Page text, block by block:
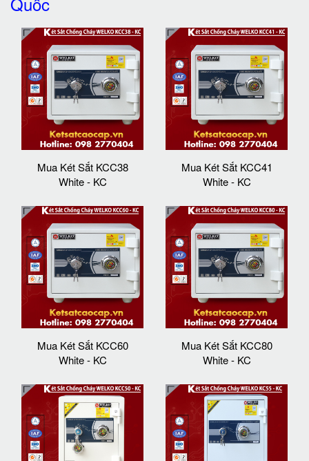
Mua Két Sắt KCC38
White - KC
Mua Két Sắt KCC41
White - KC
Mua Két Sắt KCC60
White - KC
Mua Két Sắt KCC80
White - KC